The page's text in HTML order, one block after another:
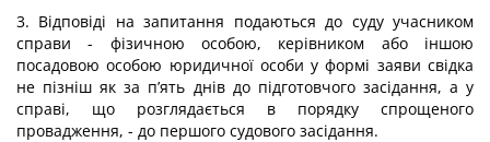
3. Відповіді на запитання подаються до суду учасником
справи - фізичною особою, керівником або іншою
посадовою особою юридичної особи у формі заяви свідка
не пізніш як за п’ять днів до підготовчого засідання, а у
справі, що розглядається в порядку спрощеного
провадження, - до першого судового засідання.